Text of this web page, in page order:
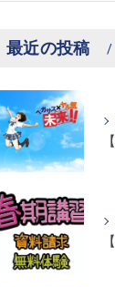
最近の投稿